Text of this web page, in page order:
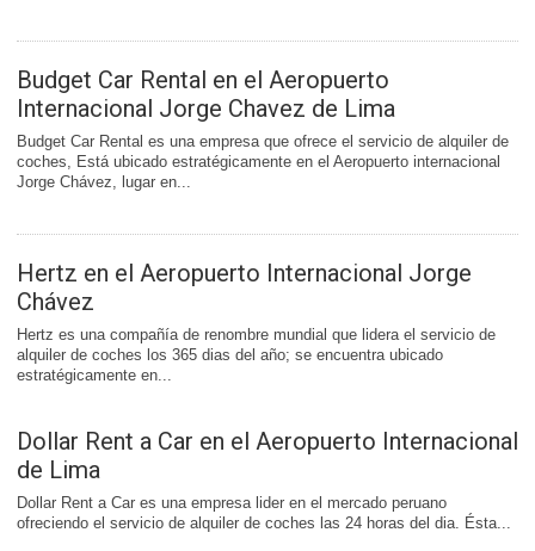
Budget Car Rental en el Aeropuerto
Internacional Jorge Chavez de Lima
Budget Car Rental es una empresa que ofrece el servicio de alquiler de
coches, Está ubicado estratégicamente en el Aeropuerto internacional
Jorge Chávez, lugar en...
Hertz en el Aeropuerto Internacional Jorge
Chávez
Hertz es una compañía de renombre mundial que lidera el servicio de
alquiler de coches los 365 dias del año; se encuentra ubicado
estratégicamente en...
Dollar Rent a Car en el Aeropuerto Internacional
de Lima
Dollar Rent a Car es una empresa lider en el mercado peruano
ofreciendo el servicio de alquiler de coches las 24 horas del dia. Ésta...